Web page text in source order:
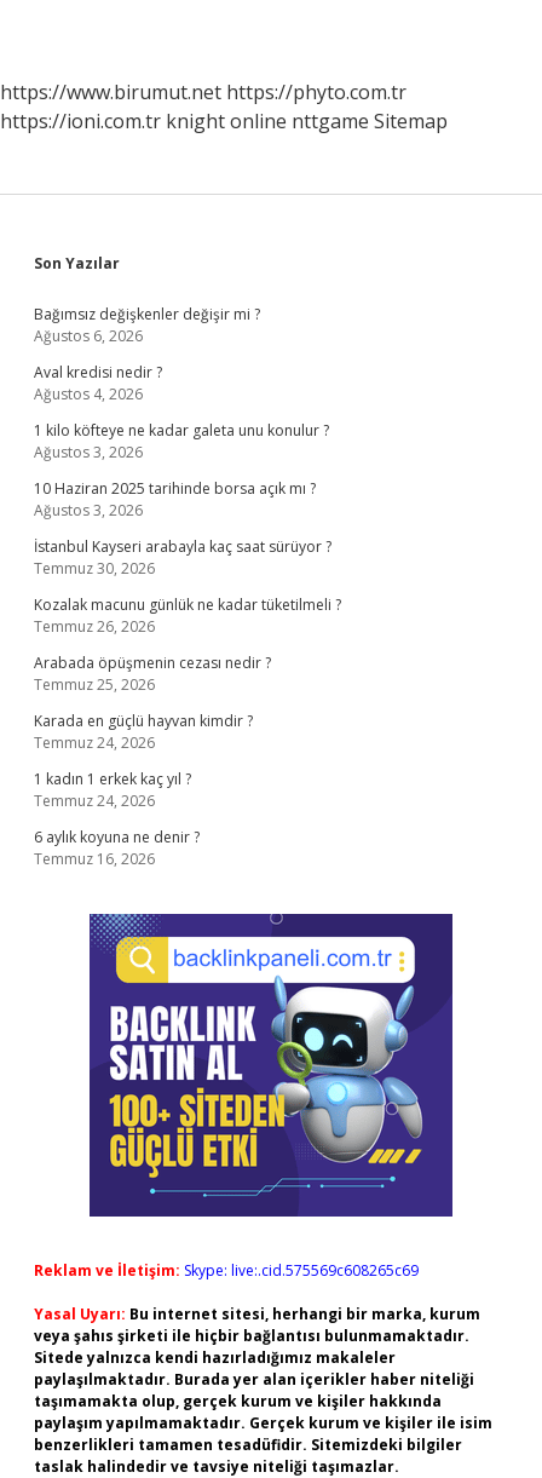
https://www.birumut.net https://phyto.com.tr
https://ioni.com.tr knight online nttgame Sitemap
Sidebar
Son Yazılar
Bağımsız değişkenler değişir mi ?
Ağustos 6, 2026
Aval kredisi nedir ?
Ağustos 4, 2026
1 kilo köfteye ne kadar galeta unu konulur ?
Ağustos 3, 2026
10 Haziran 2025 tarihinde borsa açık mı ?
Ağustos 3, 2026
İstanbul Kayseri arabayla kaç saat sürüyor ?
Temmuz 30, 2026
Kozalak macunu günlük ne kadar tüketilmeli ?
Temmuz 26, 2026
Arabada öpüşmenin cezası nedir ?
Temmuz 25, 2026
Karada en güçlü hayvan kimdir ?
Temmuz 24, 2026
1 kadın 1 erkek kaç yıl ?
Temmuz 24, 2026
6 aylık koyuna ne denir ?
Temmuz 16, 2026
Reklam ve İletişim: Skype: live:.cid.575569c608265c69
Yasal Uyarı: Bu internet sitesi, herhangi bir marka, kurum
veya şahıs şirketi ile hiçbir bağlantısı bulunmamaktadır.
Sitede yalnızca kendi hazırladığımız makaleler
paylaşılmaktadır. Burada yer alan içerikler haber niteliği
taşımamakta olup, gerçek kurum ve kişiler hakkında
paylaşım yapılmamaktadır. Gerçek kurum ve kişiler ile isim
benzerlikleri tamamen tesadüfidir. Sitemizdeki bilgiler
taslak halindedir ve tavsiye niteliği taşımazlar.